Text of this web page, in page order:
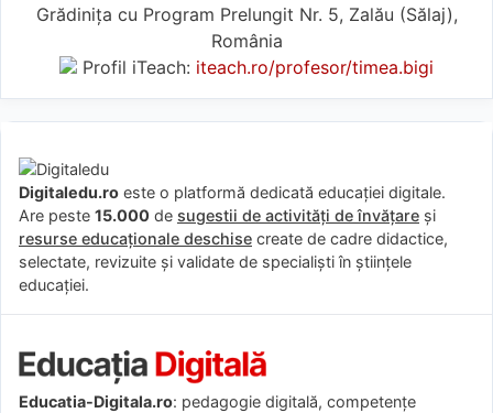
Grădinița cu Program Prelungit Nr. 5, Zalău (Sălaj),
România
Profil iTeach: iteach.ro/profesor/timea.bigi
Digitaledu.ro este o platformă dedicată educației digitale.
Are peste 15.000 de sugestii de activități de învățare și
resurse educaționale deschise create de cadre didactice,
selectate, revizuite și validate de specialiști în științele
educației.
Educatia-Digitala.ro: pedagogie digitală, competențe